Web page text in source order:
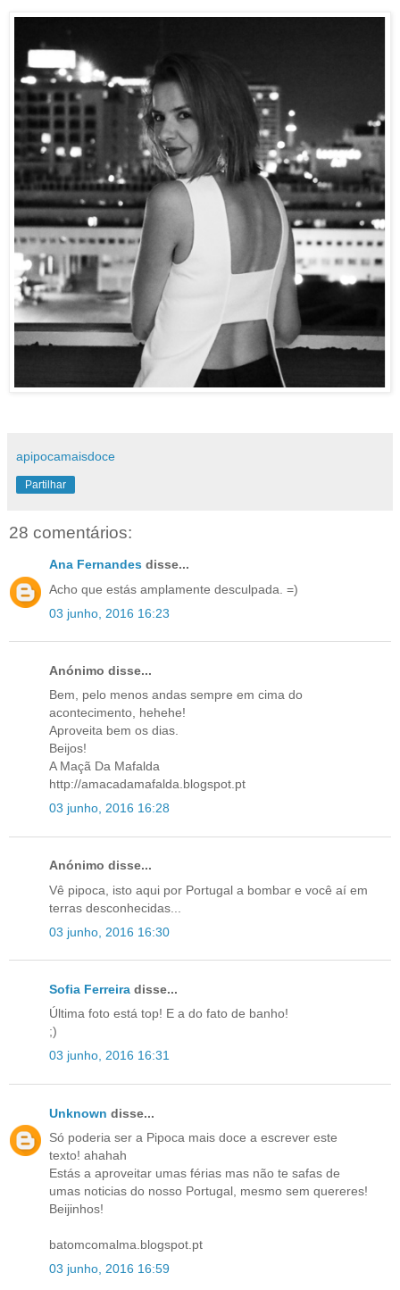
apipocamaisdoce
Partilhar
28 comentários:
Ana Fernandes disse...
Acho que estás amplamente desculpada. =)
03 junho, 2016 16:23
Anónimo disse...
Bem, pelo menos andas sempre em cima do
acontecimento, hehehe!
Aproveita bem os dias.
Beijos!
A Maçã Da Mafalda
http://amacadamafalda.blogspot.pt
03 junho, 2016 16:28
Anónimo disse...
Vê pipoca, isto aqui por Portugal a bombar e você aí em
terras desconhecidas...
03 junho, 2016 16:30
Sofia Ferreira disse...
Última foto está top! E a do fato de banho!
;)
03 junho, 2016 16:31
Unknown disse...
Só poderia ser a Pipoca mais doce a escrever este
texto! ahahah
Estás a aproveitar umas férias mas não te safas de
umas noticias do nosso Portugal, mesmo sem quereres!
Beijinhos!
batomcomalma.blogspot.pt
03 junho, 2016 16:59